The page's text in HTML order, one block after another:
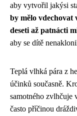
aby vytvořil jakýsi
by mělo
deseti až patnácti
aby se dítě
Teplá vlhká pára z
účinků současně.
samotného zvlhčuje
často příčinou